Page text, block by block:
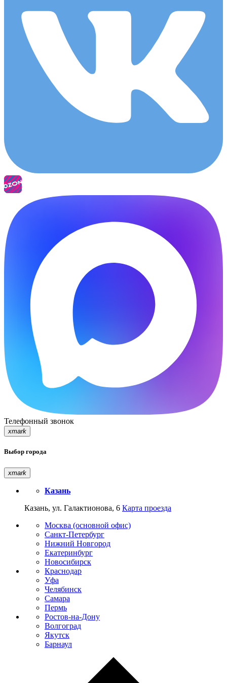
Телефонный звонок
xmark
Выбор города
xmark
Казань
Казань, ул. Галактионова, 6 Карта проезда
Москва (основной офис)
Санкт-Петербург
Нижний Новгород
Екатеринбург
Новосибирск
Краснодар
Уфа
Челябинск
Самара
Пермь
Ростов-на-Дону
Волгоград
Якутск
Барнаул